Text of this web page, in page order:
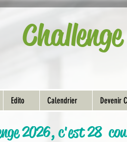
Edito Calendrier Devenir
2026, c'est 28